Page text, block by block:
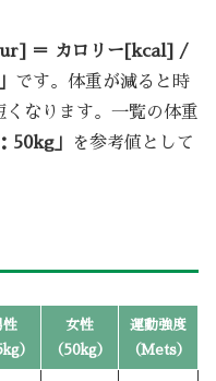
＝ カロリー[kcal] /
です。体重が減ると時
くなります。一覧の体重
50kg」
を参考値として
性
）
女性
（50kg）
運動強度
（Mets）